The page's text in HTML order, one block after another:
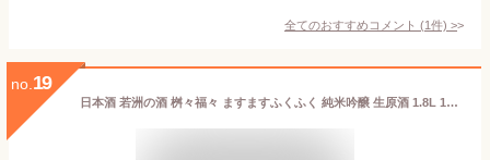
全てのおすすめコメント (1件) >
no. 19
日本酒 若洲の酒 桝々福々 ますますふくふく 純米吟醸 生原酒 1.8L 1800ml 福井 三宅彦右衛門酒造 [クール便設定]